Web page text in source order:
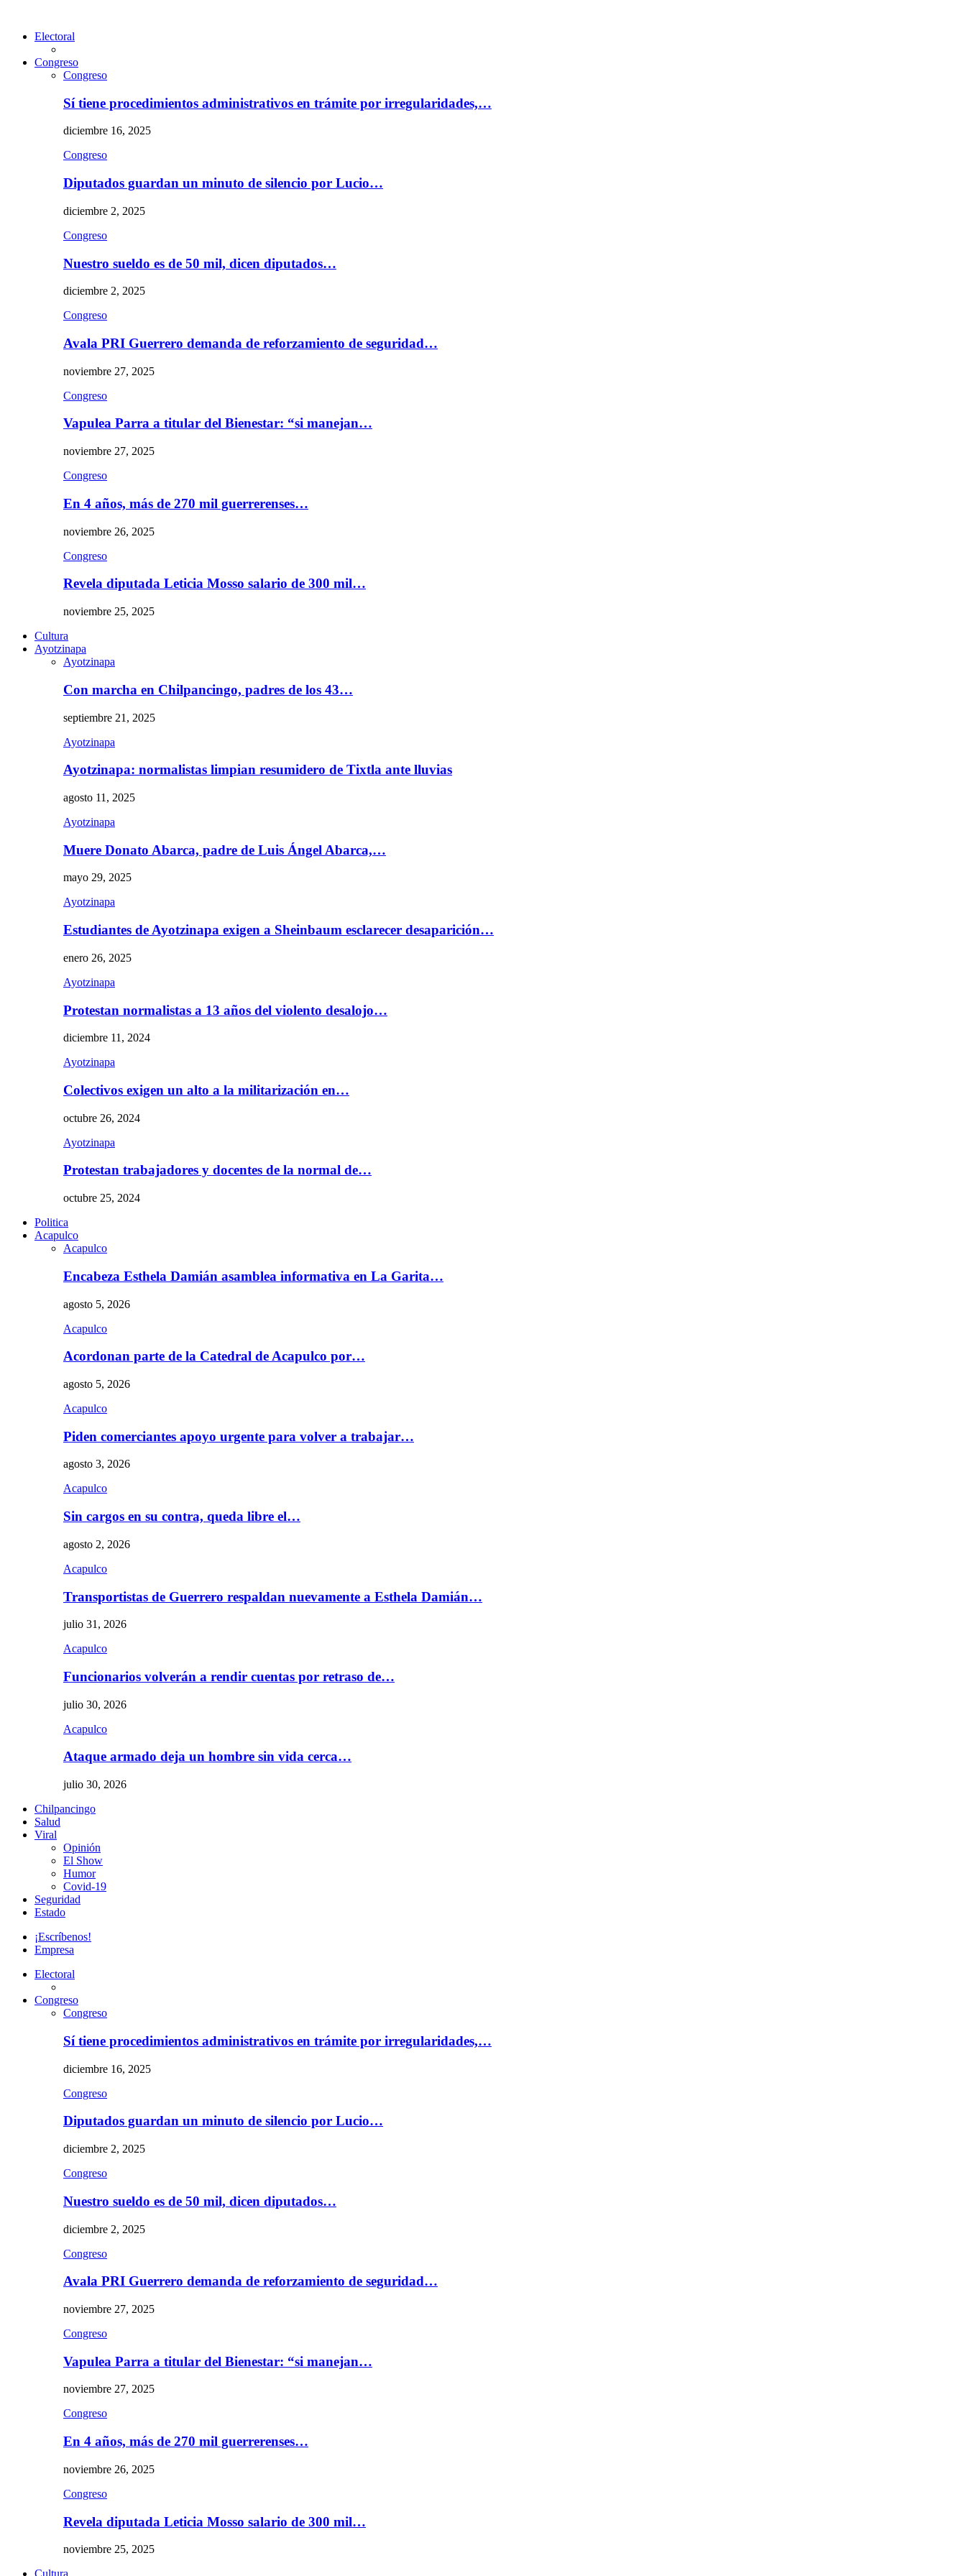
Electoral
Congreso
Congreso
Sí tiene procedimientos administrativos en trámite por irregularidades,…
diciembre 16, 2025
Congreso
Diputados guardan un minuto de silencio por Lucio…
diciembre 2, 2025
Congreso
Nuestro sueldo es de 50 mil, dicen diputados…
diciembre 2, 2025
Congreso
Avala PRI Guerrero demanda de reforzamiento de seguridad…
noviembre 27, 2025
Congreso
Vapulea Parra a titular del Bienestar: “si manejan…
noviembre 27, 2025
Congreso
En 4 años, más de 270 mil guerrerenses…
noviembre 26, 2025
Congreso
Revela diputada Leticia Mosso salario de 300 mil…
noviembre 25, 2025
Cultura
Ayotzinapa
Ayotzinapa
Con marcha en Chilpancingo, padres de los 43…
septiembre 21, 2025
Ayotzinapa
Ayotzinapa: normalistas limpian resumidero de Tixtla ante lluvias
agosto 11, 2025
Ayotzinapa
Muere Donato Abarca, padre de Luis Ángel Abarca,…
mayo 29, 2025
Ayotzinapa
Estudiantes de Ayotzinapa exigen a Sheinbaum esclarecer desaparición…
enero 26, 2025
Ayotzinapa
Protestan normalistas a 13 años del violento desalojo…
diciembre 11, 2024
Ayotzinapa
Colectivos exigen un alto a la militarización en…
octubre 26, 2024
Ayotzinapa
Protestan trabajadores y docentes de la normal de…
octubre 25, 2024
Politica
Acapulco
Acapulco
Encabeza Esthela Damián asamblea informativa en La Garita…
agosto 5, 2026
Acapulco
Acordonan parte de la Catedral de Acapulco por…
agosto 5, 2026
Acapulco
Piden comerciantes apoyo urgente para volver a trabajar…
agosto 3, 2026
Acapulco
Sin cargos en su contra, queda libre el…
agosto 2, 2026
Acapulco
Transportistas de Guerrero respaldan nuevamente a Esthela Damián…
julio 31, 2026
Acapulco
Funcionarios volverán a rendir cuentas por retraso de…
julio 30, 2026
Acapulco
Ataque armado deja un hombre sin vida cerca…
julio 30, 2026
Chilpancingo
Salud
Viral
Opinión
El Show
Humor
Covid-19
Seguridad
Estado
¡Escríbenos!
Empresa
Electoral
Congreso
Congreso
Sí tiene procedimientos administrativos en trámite por irregularidades,…
diciembre 16, 2025
Congreso
Diputados guardan un minuto de silencio por Lucio…
diciembre 2, 2025
Congreso
Nuestro sueldo es de 50 mil, dicen diputados…
diciembre 2, 2025
Congreso
Avala PRI Guerrero demanda de reforzamiento de seguridad…
noviembre 27, 2025
Congreso
Vapulea Parra a titular del Bienestar: “si manejan…
noviembre 27, 2025
Congreso
En 4 años, más de 270 mil guerrerenses…
noviembre 26, 2025
Congreso
Revela diputada Leticia Mosso salario de 300 mil…
noviembre 25, 2025